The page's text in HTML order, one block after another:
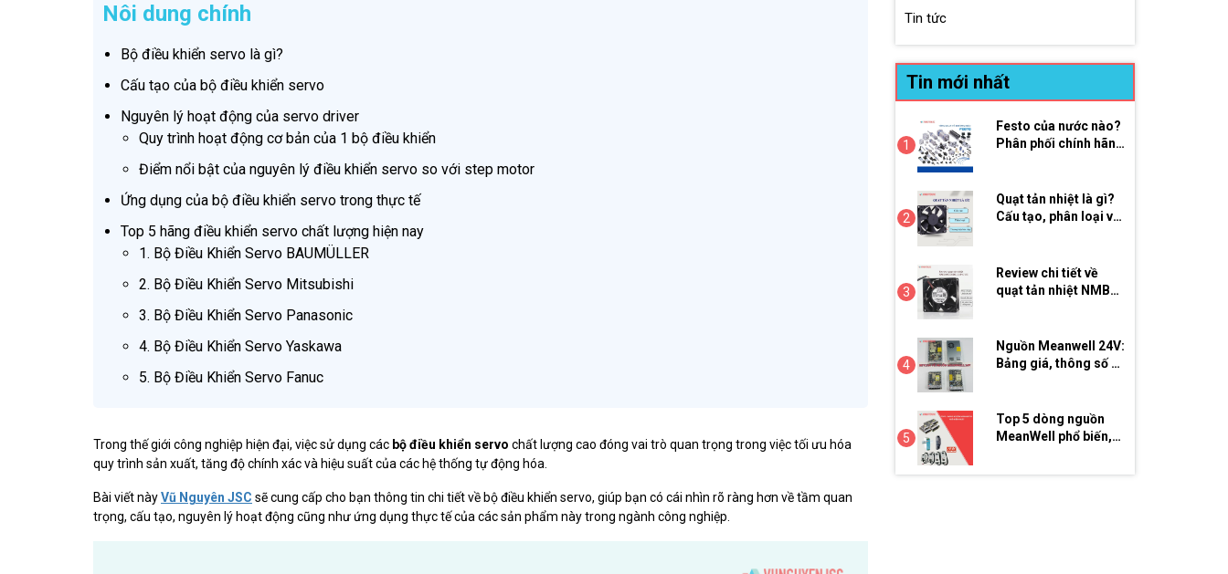
Nôi dung chính
Bộ điều khiển servo là gì?
Cấu tạo của bộ điều khiển servo
Nguyên lý hoạt động của servo driver
Quy trình hoạt động cơ bản của 1 bộ điều khiển
Điểm nổi bật của nguyên lý điều khiển servo so với step motor
Ứng dụng của bộ điều khiển servo trong thực tế
Top 5 hãng điều khiển servo chất lượng hiện nay
1. Bộ Điều Khiển Servo BAUMÜLLER
2. Bộ Điều Khiển Servo Mitsubishi
3. Bộ Điều Khiển Servo Panasonic
4. Bộ Điều Khiển Servo Yaskawa
5. Bộ Điều Khiển Servo Fanuc
Trong thế giới công nghiệp hiện đại, việc sử dụng các bộ điều khiển servo chất lượng cao đóng vai trò quan trọng trong việc tối ưu hóa
quy trình sản xuất, tăng độ chính xác và hiệu suất của các hệ thống tự động hóa.
Bài viết nàyVũ Nguyên JSC sẽ cung cấp cho bạn thông tin chi tiết về bộ điều khiển servo, giúp bạn có cái nhìn rõ ràng hơn về tầm quan
trọng, cấu tạo, nguyên lý hoạt động cũng như ứng dụng thực tế của các sản phẩm này trong ngành công nghiệp.
Tin tức
Tin mới nhất
1
Festo của nước nào?
Phân phối chính hãng
2
Quạt tản nhiệt là gì?
Cấu tạo, phân loại và
3
Review chi tiết về
quạt tản nhiệt NMB
4
Nguồn Meanwell 24V:
Bảng giá, thông số &
5
Top 5 dòng nguồn
MeanWell phổ biến,